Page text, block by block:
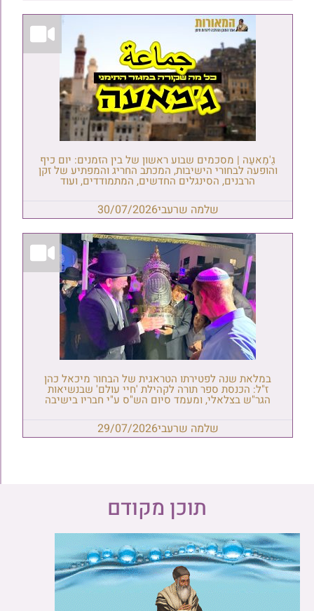
גַ'מַאעַה | מסכמים שבוע ראשון של בין הזמנים: יום כיף
והופעה לבחורי הישיבות, המכתב החריג והמפתיע של זקן
הרבנים, הסינגלים החדשים, המתמודדים, ועוד
שלמה שרעבי30/07/2026
במלאת שנה לפטירתו הטראגית של הבחור מיכאל כהן
ז"ל: הכנסת ספר תורה לקהילת 'חיי עולם' שבנשיאות
הגר"ש בצלאלי, ומעמד סיום הש"ס ע"י חבריו בישיבה
שלמה שרעבי29/07/2026
תוכן מקודם